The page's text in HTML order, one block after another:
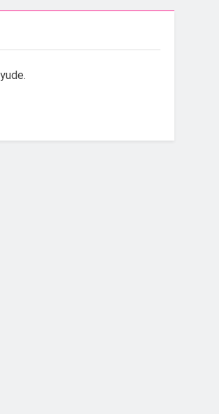
19
30 países
Feria